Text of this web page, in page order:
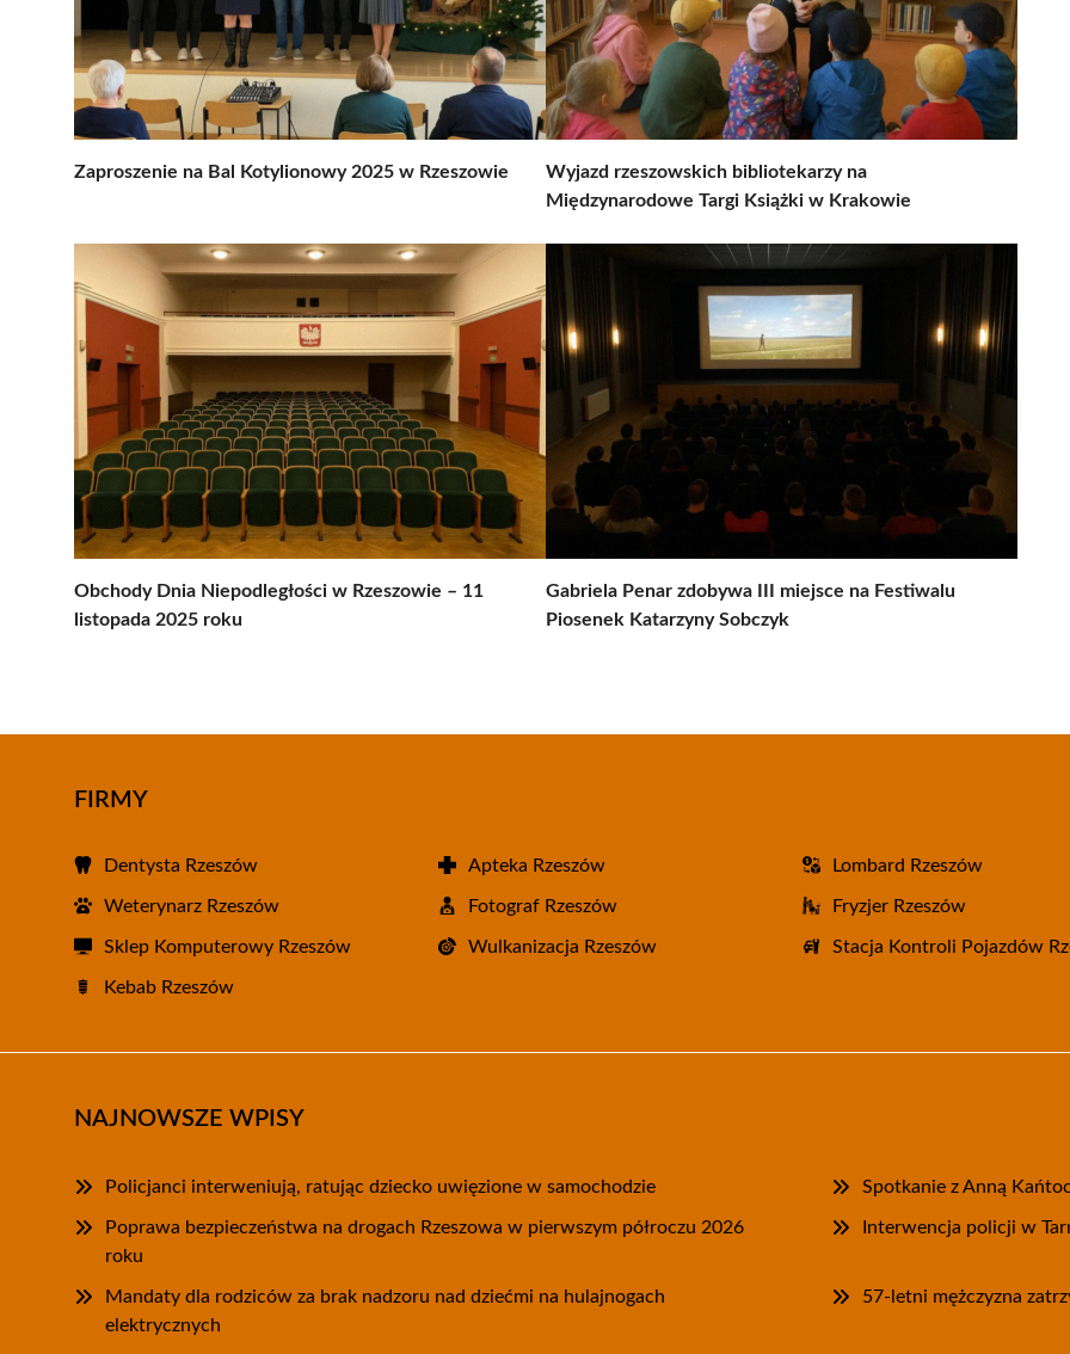
Zaproszenie na Bal Kotylionowy 2025 w Rzeszowie
Wyjazd rzeszowskich bibliotekarzy na
Międzynarodowe Targi Książki w Krakowie
Obchody Dnia Niepodległości w Rzeszowie – 11
listopada 2025 roku
Gabriela Penar zdobywa III miejsce na Festiwalu
Piosenek Katarzyny Sobczyk
FIRMY
Dentysta Rzeszów Apteka Rzeszów Lombard Rzeszów
Weterynarz Rzeszów Fotograf Rzeszów Fryzjer Rzeszów
Sklep Komputerowy Rzeszów Wulkanizacja Rzeszów Stacja Kontroli Pojazdów
Kebab Rzeszów
NAJNOWSZE WPISY
Policjanci interweniują, ratując dziecko uwięzione w samochodzie Spotkanie z Anną
Poprawa bezpieczeństwa na drogach Rzeszowa w pierwszym półroczu 2026
roku
Interwencja policji w
Mandaty dla rodziców za brak nadzoru nad dziećmi na hulajnogach
elektrycznych
57-letni mężczyzna